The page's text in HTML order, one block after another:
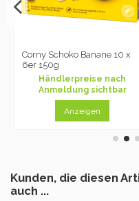
Corny Schoko Banane 10 x
6er 150g
Händlerpreise nach
Anmeldung sichtbar
Anzeigen
Kunden, die diesen
auch ...